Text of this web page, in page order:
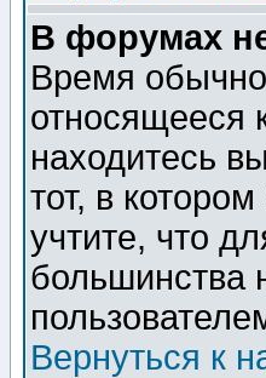
В форумах
Время
относящееся
находитесь
тот, в
учтите, что
большинства
Вернуться к